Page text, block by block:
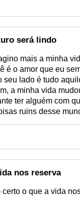
será lindo
mais a minha
é o amor que eu
seu lado é tudo
a minha vida
ter alguém com
ruins desse
nos reserva
certo o que a vida